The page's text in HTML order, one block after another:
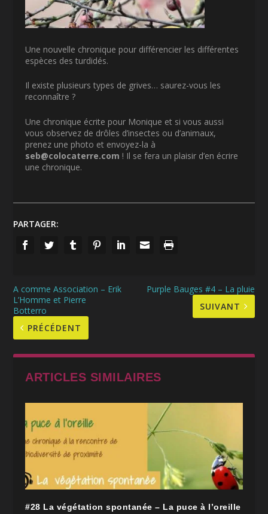
Une nouvelle chronique pour différencier les différentes
espèces des turdidés.
Il existe plusieurs types de grives… saurez-vous les
reconnaître ?
Une chronique écrite pour Monique et si vous aussi
vous observez de drôles d’insectes ou d’animaux,
prenez une photo et envoyez-la à
seb@colocaterre.com ! Il se fera un plaisir d’en écrire
une chronique.
PARTAGER:
A comme Association – Erik
L’Homme et Pierre
Botterro
PRÉCÉDENT
Purple Bauges #4 – La pluie
SUIVANT
ARTICLES SIMILAIRES
#28 La végétation spontanée – La puce à l’oreille